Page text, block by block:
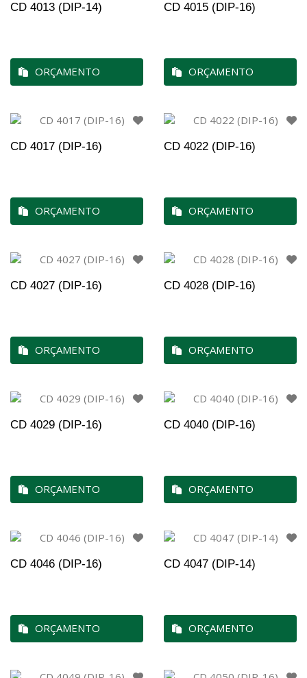
CD 4013 (DIP-14)
ORÇAMENTO
CD 4015 (DIP-16)
ORÇAMENTO
CD 4017 (DIP-16)
ORÇAMENTO
CD 4022 (DIP-16)
ORÇAMENTO
CD 4027 (DIP-16)
ORÇAMENTO
CD 4028 (DIP-16)
ORÇAMENTO
CD 4029 (DIP-16)
ORÇAMENTO
CD 4040 (DIP-16)
ORÇAMENTO
CD 4046 (DIP-16)
ORÇAMENTO
CD 4047 (DIP-14)
ORÇAMENTO